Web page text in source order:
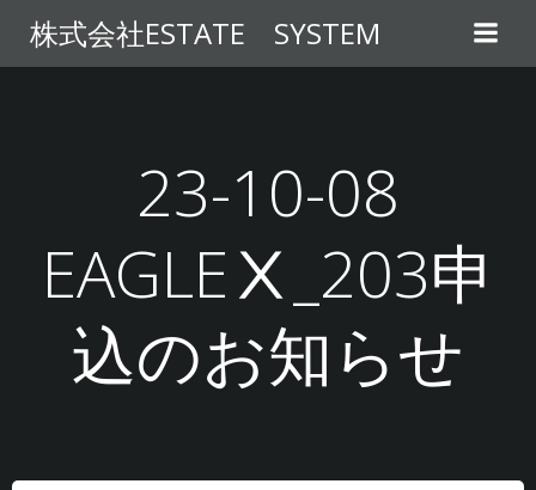
ン
テ
ス
キ
プ
株式会社ESTATE SYSTEM
23-10-08
EAGLEⅩ_203申
込のお知らせ